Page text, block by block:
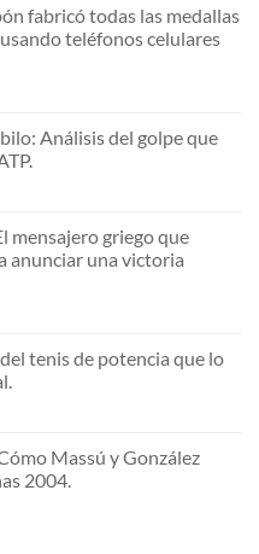
fabricó todas las medallas
teléfonos celulares
Análisis del golpe que
mensajero griego que
anunciar una victoria
tenis de potencia que lo
Massú y González
2004.